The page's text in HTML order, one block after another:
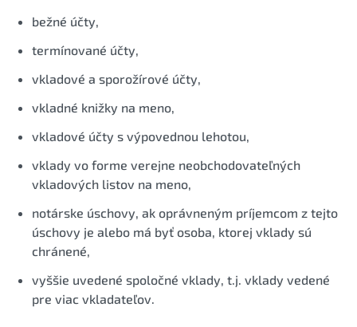
bežné účty,
termínované účty,
vkladové a sporožírové účty,
vkladné knižky na meno,
vkladové účty s výpovednou lehotou,
vklady vo forme verejne neobchodovateľných
vkladových listov na meno,
notárske úschovy, ak oprávneným príjemcom z tejto
úschovy je alebo má byť osoba, ktorej vklady sú
chránené,
vyššie uvedené spoločné vklady, t.j. vklady vedené
pre viac vkladateľov.